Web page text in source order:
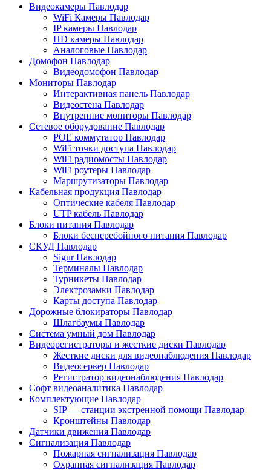
Видеокамеры Павлодар
WiFi Камеры Павлодар
IP камеры Павлодар
HD камеры Павлодар
Аналоговые Павлодар
Домофон Павлодар
Видеодомофон Павлодар
Мониторы Павлодар
Интерактивная панель Павлодар
Видеостена Павлодар
Внутренние мониторы Павлодар
Сетевое оборудование Павлодар
POE коммутатор Павлодар
WiFi точки доступа Павлодар
WiFi радиомосты Павлодар
WiFi роутеры Павлодар
Маршрутизаторы Павлодар
Кабельная продукция Павлодар
Оптические кабеля Павлодар
UTP кабель Павлодар
Блоки питания Павлодар
Блоки бесперебойного питания Павлодар
СКУД Павлодар
Sigur Павлодар
Терминалы Павлодар
Турникеты Павлодар
Электрозамки Павлодар
Карты доступа Павлодар
Дорожные блокираторы Павлодар
Шлагбаумы Павлодар
Система умный дом Павлодар
Видеорегистраторы и жесткие диски Павлодар
Жесткие диски для видеонаблюдения Павлодар
Видеосервер Павлодар
Регистратор видеонаблюдения Павлодар
Софт видеоаналитика Павлодар
Комплектующие Павлодар
SIP — станции экстренной помощи Павлодар
Кронштейны Павлодар
Датчики движения Павлодар
Сигнализация Павлодар
Пожарная сигнализация Павлодар
Охранная сигнализация Павлодар